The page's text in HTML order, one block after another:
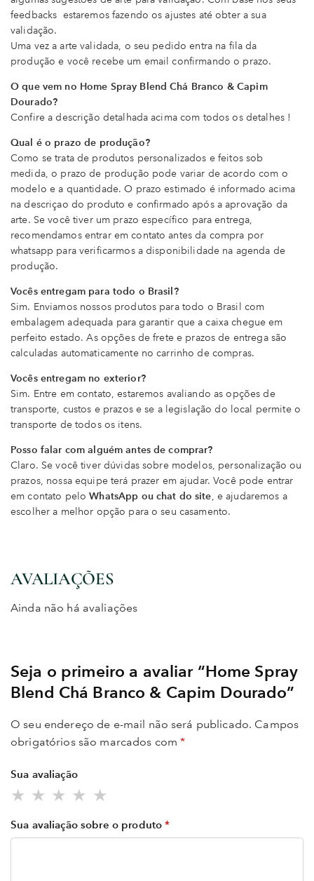
feedbacks estaremos fazendo os ajustes até obter a sua
validação.
Uma vez a arte validada, o seu pedido entra na fila da
produção e você recebe um email confirmando o prazo.
O que vem no Home Spray Blend Chá Branco & Capim
Dourado?
Confire a descrição detalhada acima com todos os detalhes !
Qual é o prazo de produção?
Como se trata de produtos personalizados e feitos sob
medida, o prazo de produção pode variar de acordo com o
modelo e a quantidade. O prazo estimado é informado acima
na descriçao do produto e confirmado após a aprovação da
arte. Se você tiver um prazo específico para entrega,
recomendamos entrar em contato antes da compra por
whatsapp para verificarmos a disponibilidade na agenda de
produção.
Vocês entregam para todo o Brasil?
Sim. Enviamos nossos produtos para todo o Brasil com
embalagem adequada para garantir que a caixa chegue em
perfeito estado. As opções de frete e prazos de entrega são
calculadas automaticamente no carrinho de compras.
Vocês entregam no exterior?
Sim. Entre em contato, estaremos avaliando as opções de
transporte, custos e prazos e se a legislação do local permite o
transporte de todos os itens.
Posso falar com alguém antes de comprar?
Claro. Se você tiver dúvidas sobre modelos, personalização ou
prazos, nossa equipe terá prazer em ajudar. Você pode entrar
em contato peloWhatsApp ou chat do site, e ajudaremos a
escolher a melhor opção para o seu casamento.
AVALIAÇÕES
Ainda não há avaliações
Seja o primeiro a avaliar “Home Spray
Blend Chá Branco & Capim Dourado”
O seu endereço de e-mail não será publicado. Campos
obrigatórios são marcados com*
Sua avaliação
Sua avaliação sobre o produto*